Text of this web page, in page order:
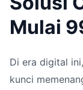
Mulai
Di era digital
kunci